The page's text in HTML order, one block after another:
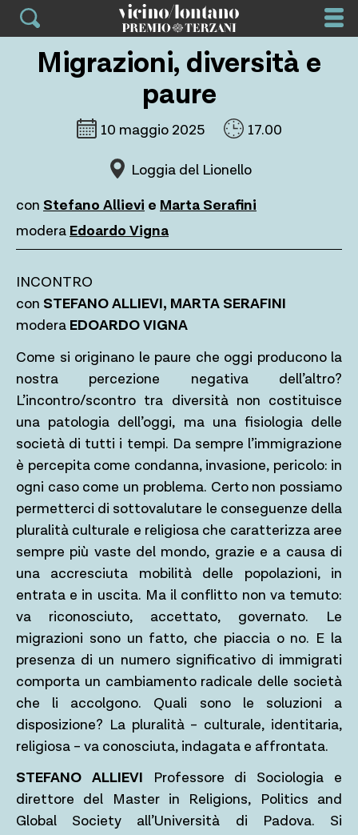
Skip
contentMigrazioni, diversità e
paure
10 maggio 2025 17.00
Loggia del Lionello
con Stefano Allievi e Marta Serafini
modera Edoardo Vigna
INCONTRO
con STEFANO ALLIEVI, MARTA SERAFINI
modera EDOARDO VIGNA
Come si originano le paure che oggi producono la
nostra percezione negativa dell’altro?
L’incontro/scontro tra diversità non costituisce
una patologia dell’oggi, ma una fisiologia delle
società di tutti i tempi. Da sempre l’immigrazione
è percepita come condanna, invasione, pericolo: in
ogni caso come un problema. Certo non possiamo
permetterci di sottovalutare le conseguenze della
pluralità culturale e religiosa che caratterizza aree
sempre più vaste del mondo, grazie e a causa di
una accresciuta mobilità delle popolazioni, in
entrata e in uscita. Ma il conflitto non va temuto:
va riconosciuto, accettato, governato. Le
migrazioni sono un fatto, che piaccia o no. E la
presenza di un numero significativo di immigrati
comporta un cambiamento radicale delle società
che li accolgono. Quali sono le soluzioni a
disposizione? La pluralità – culturale, identitaria,
religiosa – va conosciuta, indagata e affrontata.
STEFANO ALLIEVI
Professore di Sociologia e
direttore del Master in Religions, Politics and
Global Society all’Università di Padova. Si